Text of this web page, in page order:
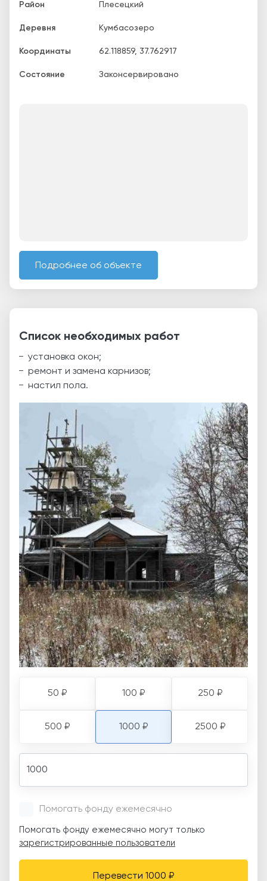
Район Плесецкий
Деревня Кумбасозеро
Координаты 62.118859, 37.762917
Состояние Законсервировано
Подробнее об объекте
Список необходимых работ
установка окон;
ремонт и замена карнизов;
настил пола.
50 ₽ 100 ₽ 250 ₽
500 ₽ 1000 ₽ 2500 ₽
Помогать фонду ежемесячно
Помогать фонду ежемесячно могут только
зарегистрированные пользователи
Перевести 1000 ₽